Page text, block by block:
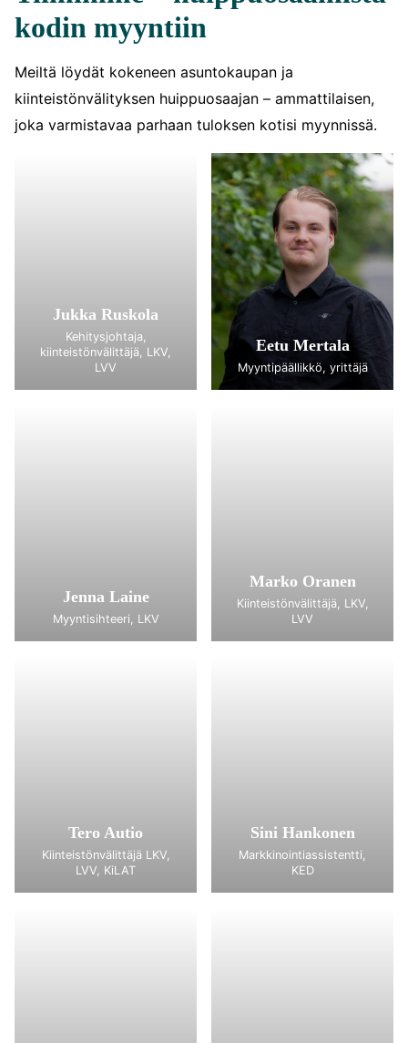
kodin myyntiin
Meiltä löydät kokeneen asuntokaupan ja
kiinteistönvälityksen huippuosaajan – ammattilaisen,
joka varmistavaa parhaan tuloksen kotisi myynnissä.
Jukka Ruskola
Kehitysjohtaja,
kiinteistönvälittäjä, LKV,
LVV
Eetu Mertala
Myyntipäällikkö, yrittäjä
Jenna Laine
Myyntisihteeri, LKV
Marko Oranen
Kiinteistönvälittäjä, LKV,
LVV
Tero Autio
Kiinteistönvälittäjä LKV,
LVV, KiLAT
Sini Hankonen
Markkinointiassistentti,
KED